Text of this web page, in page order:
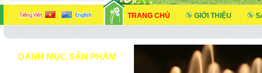
TRANG CHỦ GIỚI THIỆU
DANH MỤC SẢN PHẨM